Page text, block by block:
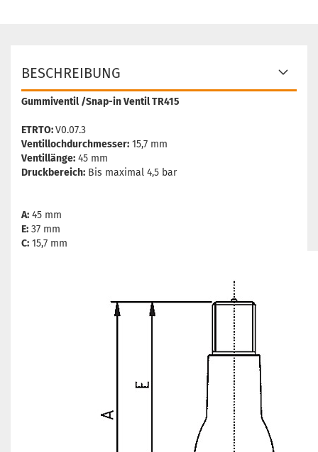
BESCHREIBUNG
Gummiventil /Snap-in Ventil TR415
ETRTO:V0.07.3
Ventillochdurchmesser: 15,7 mm
Ventillänge: 45 mm
Druckbereich: Bis maximal 4,5 bar
A: 45 mm
E: 37 mm
C: 15,7 mm